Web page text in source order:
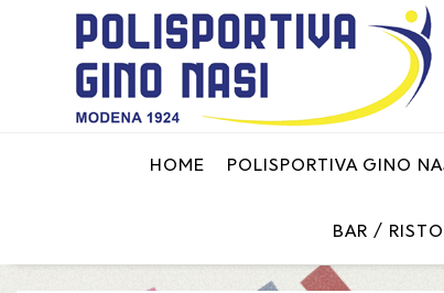
HOME POLISPORTIVA GINO
BAR /